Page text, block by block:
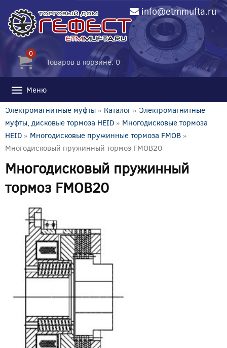
info@etmmufta.ru
0
Товаров в корзине: 0
Меню
Электромагнитные муфты » Каталог» Электромагнитные
муфты, дисковые тормоза HEID » Многодисковые тормоза
HEID » Многодисковые пружинные тормоза FMOB »
Многодисковый пружинный тормоз FMOB20
Многодисковый пружинный
тормоз FMOB20